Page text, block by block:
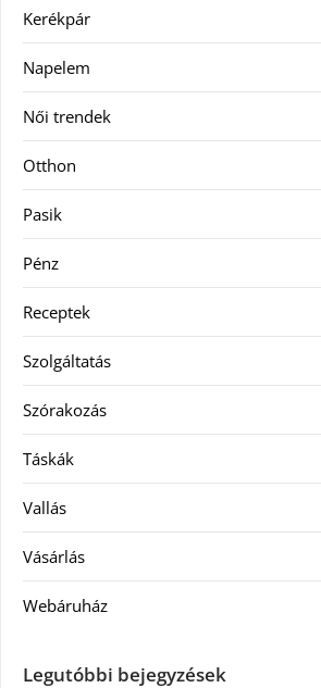
Kerékpár
Napelem
Női trendek
Otthon
Pasik
Pénz
Receptek
Szolgáltatás
Szórakozás
Táskák
Vallás
Vásárlás
Webáruház
Legutóbbi bejegyzések